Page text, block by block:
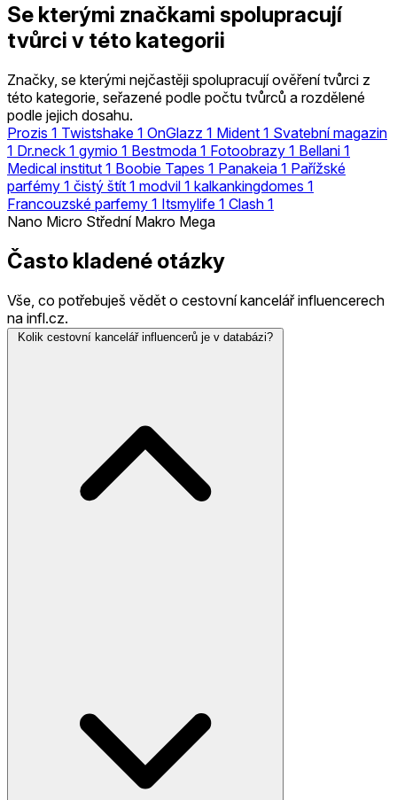
Se kterými značkami spolupracují
tvůrci v této kategorii
Značky, se kterými nejčastěji spolupracují ověření tvůrci z
této kategorie, seřazené podle počtu tvůrců a rozdělené
podle jejich dosahu.
Prozis 1 Twistshake 1 OnGlazz 1 Mident 1 Svatební magazin
1 Dr.neck 1 gymio 1 Bestmoda 1 Fotoobrazy 1 Bellani 1
Medical institut 1 Boobie Tapes 1 Panakeia 1 Pařížské
parfémy 1 čistý štít 1 modvil 1 kalkankingdomes 1
Francouzské parfemy 1 Itsmylife 1 Clash 1
Nano Micro Střední Makro Mega
Často kladené otázky
Vše, co potřebuješ vědět o cestovní kancelář influencerech
na infl.cz.
Kolik cestovní kancelář influencerů je v databázi?